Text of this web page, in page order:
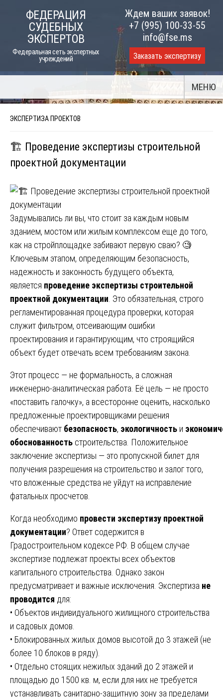
ФЕДЕРАЦИЯ
СУДЕБНЫХ
ЭКСПЕРТОВ
Федеральная сеть экспертных
учреждений
Ждем ваших заявок!
+7 (995) 100-33-55
info@fse.ms
Заказать экспертизу
МЕНЮ
ЭКСПЕРТИЗА ПРОЕКТОВ
🏗️ Проведение экспертизы строительной
проектной документации
Задумывались ли вы, что стоит за каждым новым
зданием, мостом или жилым комплексом еще до того,
как на стройплощадке забивают первую сваю? 🧐
Ключевым этапом, определяющим безопасность,
надежность и законность будущего объекта,
является проведение экспертизы строительной
проектной документации . Это обязательная, строго
регламентированная процедура проверки, которая
служит фильтром, отсеивающим ошибки
проектирования и гарантирующим, что строящийся
объект будет отвечать всем требованиям закона.
Этот процесс — не формальность, а сложная
инженерно-аналитическая работа. Её цель — не просто
«поставить галочку», а всесторонне оценить, насколько
предложенные проектировщиками решения
обеспечивают безопасность, экологичность и
обоснованность строительства. Положительное
заключение экспертизы — это пропускной билет для
получения разрешения на строительство и залог того,
что вложенные средства не уйдут на исправление
фатальных просчетов.
Когда необходимо провести экспертизу проектной
документации? Ответ содержится в
Градостроительном кодексе РФ. В общем случае
экспертизе подлежат проекты всех объектов
капитального строительства. Однако закон
предусматривает и важные исключения. Экспертиза не
проводится для:
• Объектов индивидуального жилищного строительства
и садовых домов.
• Блокированных жилых домов высотой до 3 этажей (не
более 10 блоков в ряду).
• Отдельно стоящих нежилых зданий до 2 этажей и
площадью до 1500 кв. м, если для них не требуется
устанавливать санитарно-защитную зону за пределами